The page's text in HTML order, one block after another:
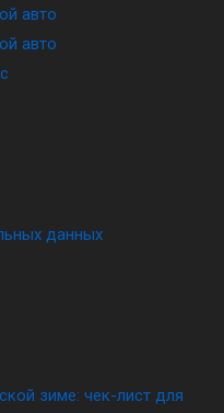
авто
авто
данных
зиме: чек-лист для